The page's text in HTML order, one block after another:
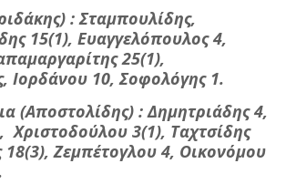
: Σταμπουλίδης,
15(1), Ευαγγελόπουλος 4,
25(1),
Ιορδάνου 10, Σοφολόγης 1.
(Αποστολίδης) : Δημητριάδης 4,
Χριστοδούλου 3(1), Ταχτσίδης
18(3), Ζεμπέτογλου 4, Οικονόμου